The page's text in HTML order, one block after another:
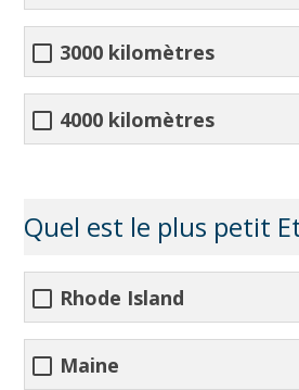
3000 kilomètres
4000 kilomètres
Quel est le plus petit
Rhode Island
Maine